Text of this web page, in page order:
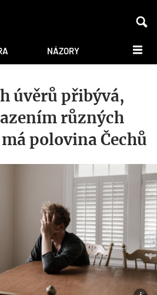
NÁZORY DALŠÍ
úvěrů přibývá,
různých
polovina Čechů